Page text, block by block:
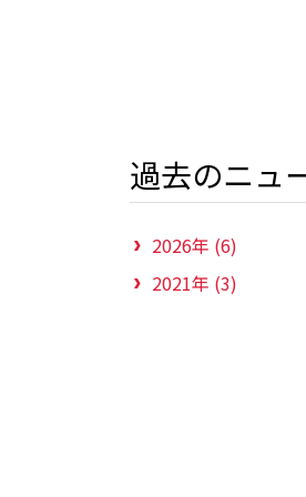
過去のニュ
2026年 (6)
2021年 (3)